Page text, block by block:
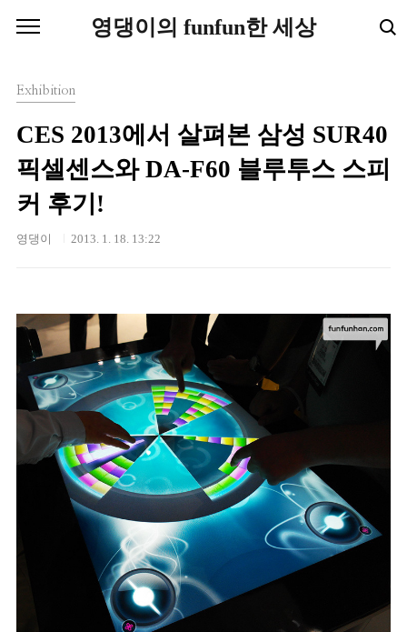
영댕이의 funfun한 세상
Exhibition
CES 2013에서 살펴본 삼성 SUR40
픽셀센스와 DA-F60 블루투스 스피
커 후기!
영댕이 2013. 1. 18. 13:22